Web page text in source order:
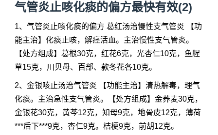
气管炎止咳化痰的偏方最快有效(2)
1、气管炎止咳化痰的偏方 葛红汤治慢性支气管炎 【功
能主治】化痰止咳，解痉活血。主治慢性支气管炎。
【处方组成】葛根30克，红花6克，光杏仁10克，鱼腥
草15克，川贝母、百部、款冬花各10克。
2、金银咳止汤治气管炎 【功能主治】清热解毒，理气
化痰。主治急性支气管炎。【处方组成】金荞麦30克，
金银花30克，黄芩12克，知母9克，地骨皮12克，薄荷
***后下***9克，杏仁9克。桔梗9克，前胡12克。